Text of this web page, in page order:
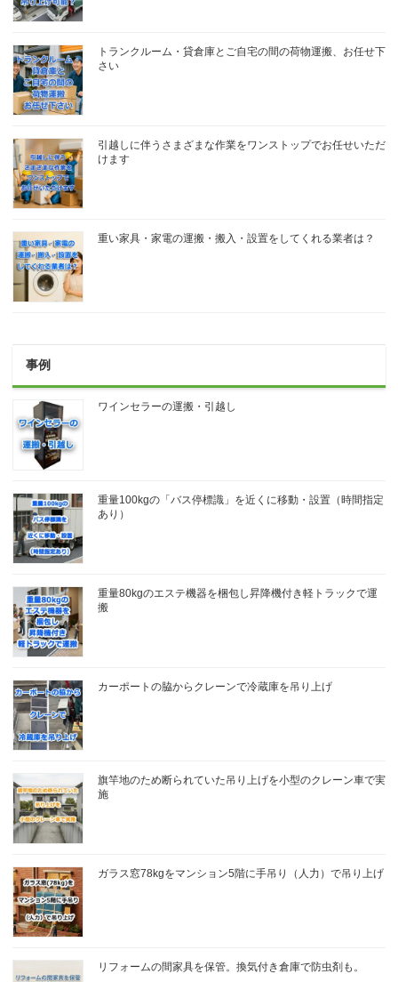
トランクルーム・貸倉庫とご自宅の間の荷物運搬、お任せ下
さい
引越しに伴うさまざまな作業をワンストップでお任せいただ
けます
重い家具・家電の運搬・搬入・設置をしてくれる業者は？
事例
ワインセラーの運搬・引越し
重量100kgの「バス停標識」を近くに移動・設置（時間指定
あり）
重量80kgのエステ機器を梱包し昇降機付き軽トラックで運
搬
カーポートの脇からクレーンで冷蔵庫を吊り上げ
旗竿地のため断られていた吊り上げを小型のクレーン車で実
施
ガラス窓78kgをマンション5階に手吊り（人力）で吊り上げ
リフォームの間家具を保管。換気付き倉庫で防虫剤も。